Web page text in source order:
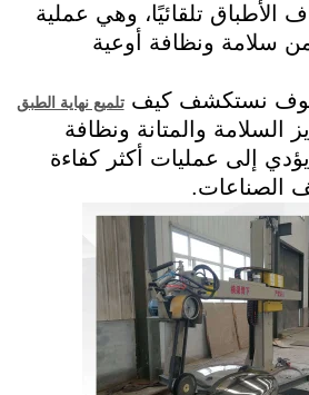
الأطباق تلقائيًا، وهي عملية
سلامة ونظافة أوعية
سوف نستكشف كيفتلميع نهاية الطبق
السلامة والمتانة ونظافة
إلى عمليات أكثر كفاءة
الصناعات.